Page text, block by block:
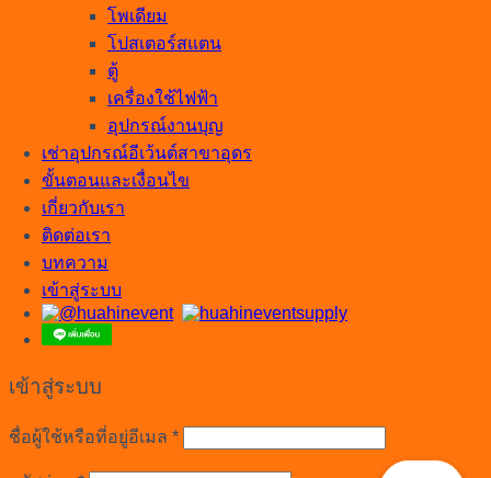
โพเดียม
โปสเตอร์สแตน
ตู้
เครื่องใช้ไฟฟ้า
อุปกรณ์งานบุญ
เช่าอุปกรณ์อีเว้นต์สาขาอุดร
ขั้นตอนและเงื่อนไข
เกี่ยวกับเรา
ติดต่อเรา
บทความ
เข้าสู่ระบบ
เข้าสู่ระบบ
ชื่อผู้ใช้หรือที่อยู่อีเมล *ต้องการ